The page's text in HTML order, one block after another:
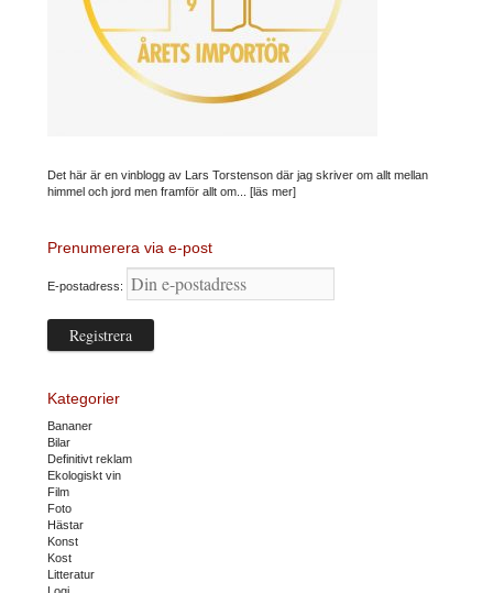
Det här är en vinblogg av Lars Torstenson där jag skriver om allt mellan
himmel och jord men framför allt om... [läs mer]
Prenumerera via e-post
E-postadress:
Kategorier
Bananer
Bilar
Definitivt reklam
Ekologiskt vin
Film
Foto
Hästar
Konst
Kost
Litteratur